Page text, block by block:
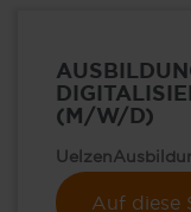
(M/W/D)
Uelzen
Auf diese